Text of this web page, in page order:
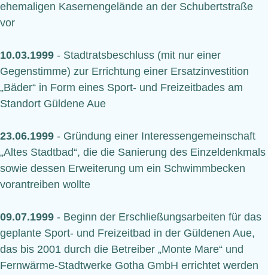
ehemaligen Kasernengelände an der Schubertstraße
vor
10.03.1999 - Stadtratsbeschluss (mit nur einer
Gegenstimme) zur Errichtung einer Ersatzinvestition
„Bäder“ in Form eines Sport- und Freizeitbades am
Standort Güldene Aue
23.06.1999 - Gründung einer Interessengemeinschaft
„Altes Stadtbad“, die die Sanierung des Einzeldenkmals
sowie dessen Erweiterung um ein Schwimmbecken
vorantreiben wollte
09.07.1999 - Beginn der Erschließungsarbeiten für das
geplante Sport- und Freizeitbad in der Güldenen Aue,
das bis 2001 durch die Betreiber „Monte Mare“ und
Fernwärme-Stadtwerke Gotha GmbH errichtet werden